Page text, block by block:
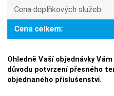
Cena doplňkových služeb:
Cena celkem:
Ohledně Vaší objednávky
důvodu potvrzení přesného
objednaného příslušenství.